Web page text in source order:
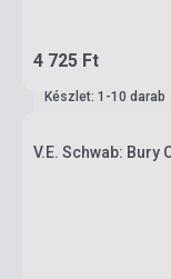
4 725 Ft
Készlet: 1-10 darab
V.E. Schwab: Bury